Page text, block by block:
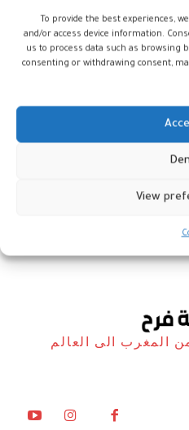
To provide the best experiences,
and/or access device information.
us to process data such as browsing
consenting or withdrawing consent,
View
في البيت… طريقة
المغرب الى العالم